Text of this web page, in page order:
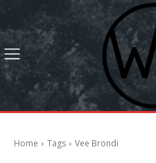
Home Tags Vee Brondi